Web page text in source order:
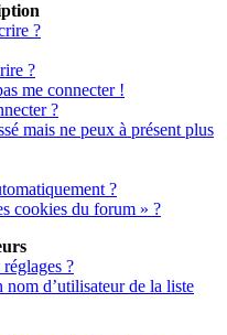
?
?
me connecter !
?
mais ne peux à présent plus
?
cookies du forum » ?
?
d’utilisateur de la liste